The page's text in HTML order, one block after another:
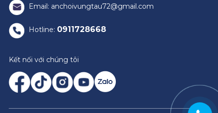
Email: anchoivungtau72@gmail.com
Hotline: 0911728668
Kết nối với chúng tôi